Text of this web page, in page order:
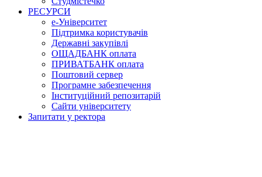
РЕСУРСИ
е-Університет
Підтримка користувачів
Державні закупівлі
ОЩАДБАНК оплата
ПРИВАТБАНК оплата
Поштовий сервер
Програмне забезпечення
Інституційний репозитарій
Сайти університету
Запитати у ректора